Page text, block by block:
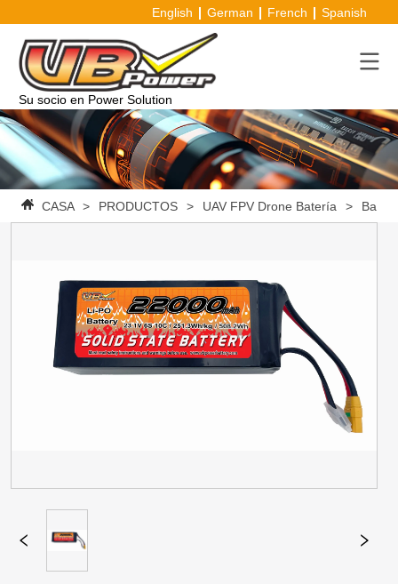
English German French Spanish
Su socio en Power Solution
CASA > PRODUCTOS > UAV FPV Drone Batería >